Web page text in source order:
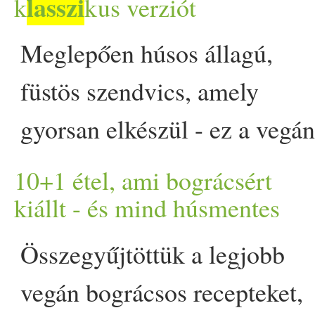
oregánóval vagy
tesznek bele, addig a
zöldfűszerek hiányoznak.
egyszerűségére
zöldségek ízét. A pisto
zöldségek nagyon lassú,
Közben az alapanyagok
mégis felismerhetőek
étteremcsalád
teljesen húsmentes,…
vadonatúj
séfje szerint appeared first
k
kus verziót
Meglepően húsos állagú,
füstös szendvics, amely
gyorsan elkészül - ez a vegán
pulled mushroom recept jó
eséllyel lesz egy kedvenceid
közül. Ha egy gyors, mégis
laktató vacsoraötletet
10+1 étel, ami bográcsért
kiállt - és mind húsmentes
Összegyűjtöttük a legjobb
vegán bográcsos recepteket,